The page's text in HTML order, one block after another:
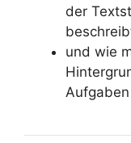
der
und wie